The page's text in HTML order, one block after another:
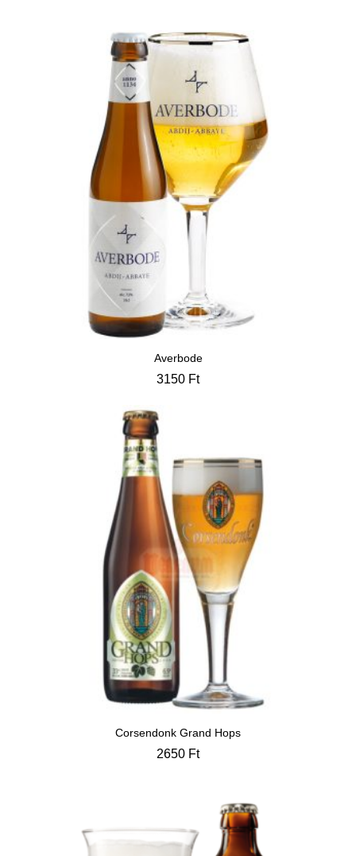
Averbode
3150 Ft
Corsendonk Grand Hops
2650 Ft